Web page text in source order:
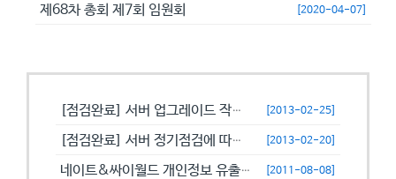
제68차 총회 제7회 임원회 [2020-04-07]
[점검완료] 서버 업그레이드 작업으로 일시적으로 사용이 불안정할수 있습니... [2013-02-25]
[점검완료] 서버 정기점검에 따른 이용 제한 안내 [2013-02-20]
네이트&싸이월드 개인정보 유출에 따른 비밀번호 변경 캠페인! [2011-08-08]